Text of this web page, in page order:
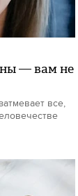
— вам не
все,